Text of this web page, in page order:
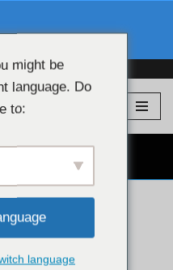
GRATIS 👉
might be
language. Do
to:
language